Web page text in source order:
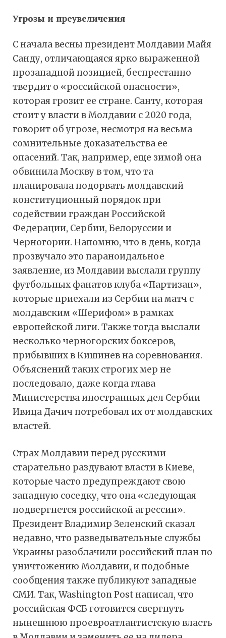
Угрозы и преувеличения
С начала весны президент Молдавии Майя
Санду, отличающаяся ярко выраженной
прозападной позицией, беспрестанно
твердит о «российской опасности»,
которая грозит ее стране. Санту, которая
стоит у власти в Молдавии с 2020 года,
говорит об угрозе, несмотря на весьма
сомнительные доказательства ее
опасений. Так, например, еще зимой она
обвинила Москву в том, что та
планировала подорвать молдавский
конституционный порядок при
содействии граждан Российской
Федерации, Сербии, Белоруссии и
Черногории. Напомню, что в день, когда
прозвучало это параноидальное
заявление, из Молдавии выслали группу
футбольных фанатов клуба «Партизан»,
которые приехали из Сербии на матч с
молдавским «Шерифом» в рамках
европейской лиги. Также тогда выслали
несколько черногорских боксеров,
прибывших в Кишинев на соревнования.
Объяснений таких строгих мер не
последовало, даже когда глава
Министерства иностранных дел Сербии
Ивица Дачич потребовал их от молдавских
властей.
Страх Молдавии перед русскими
старательно раздувают власти в Киеве,
которые часто предупреждают свою
западную соседку, что она «следующая
подвергнется российской агрессии».
Президент Владимир Зеленский сказал
недавно, что разведывательные службы
Украины разоблачили российский план по
уничтожению Молдавии, и подобные
сообщения также публикуют западные
СМИ. Так, Washington Post написал, что
российская ФСБ готовится свергнуть
нынешнюю проевроатлантистскую власть